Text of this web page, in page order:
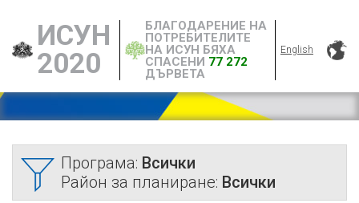
ИСУН
2020
БЛАГОДАРЕНИЕ НА
ПОТРЕБИТЕЛИТЕ
НА ИСУН БЯХА
СПАСЕНИ 77 272
ДЪРВЕТА
English
Програма: Всички
Район за планиране: Всички